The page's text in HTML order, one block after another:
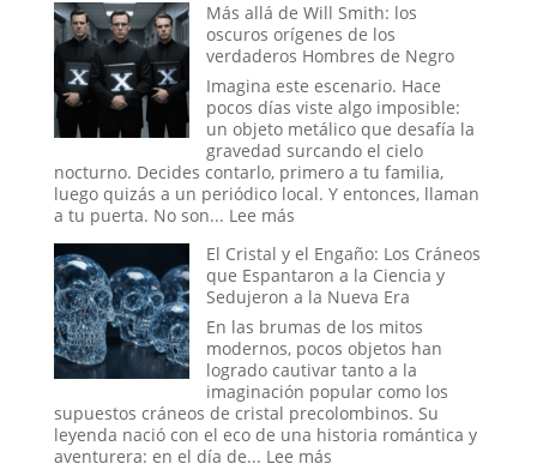
Proyecto
Blue
Beam
y
el
Nuevo
Orden
Mundial
Más allá de Will Smith: los
oscuros orígenes de los
verdaderos Hombres de Negro
Imagina este escenario. Hace
pocos días viste algo imposible:
un objeto metálico que desafía la
gravedad surcando el cielo
nocturno. Decides contarlo, primero a tu familia,
luego quizás a un periódico local. Y entonces, llaman
a tu puerta. No son... Lee más:
allá
de
Will
Smith:
los
oscuros
orígenes
de
los
verdaderos
El Cristal y el Engaño: Los Cráneos
que Espantaron a la Ciencia y
Sedujeron a la Nueva Era
En las brumas de los mitos
modernos, pocos objetos han
logrado cautivar tanto a la
imaginación popular como los
supuestos cráneos de cristal precolombinos. Su
leyenda nació con el eco de una historia romántica y
aventurera: en el día de... Lee más: